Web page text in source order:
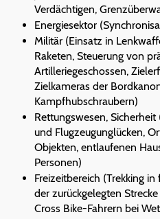
Verdächtigen,
Energiesektor
Militär (Einsatz in
Raketen, Steuerung von
Artilleriegeschossen,
Zielkameras der
Kampfhubschraubern)
Rettungswesen,
und Flugzeugunglücken,
Objekten, entlaufenen
Personen)
Freizeitbereich (Trekking
der zurückgelegten
Cross Bike-Fahrern bei